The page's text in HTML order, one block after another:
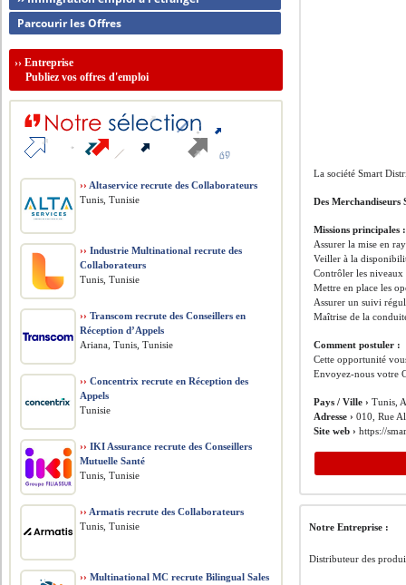
La société Smart
Des Merchandiseurs
Missions principales :
Assurer la mise en
Veiller à la
Contrôler les niveaux
Mettre en place les
Assurer un suivi
Maîtrise de la
Comment postuler :
Cette opportunité
Envoyez-nous votre
Pays / Ville › Tunis,
Adresse › 010, Rue
Site web › https://
Notre Entreprise :
Distributeur des
Parcourir les Offres
››Entreprise
Publiez vos offres d'emploi
›› Altaservice recrute des Collaborateurs
Tunis, Tunisie
›› Industrie Multinational recrute des
Collaborateurs
Tunis, Tunisie
›› Transcom recrute des Conseillers en
Réception d’Appels
Ariana, Tunis, Tunisie
›› Concentrix recrute en Réception des
Appels
Tunisie
›› IKI Assurance recrute des Conseillers
Mutuelle Santé
Tunis, Tunisie
›› Armatis recrute des Collaborateurs
Tunis, Tunisie
›› Multinational MC recrute Bilingual Sales